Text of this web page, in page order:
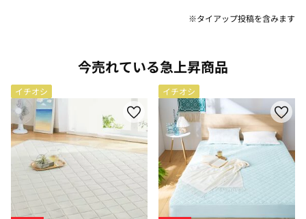
※タイアップ投稿を含みます
今売れている急上昇商品
イチオシ イチオシ